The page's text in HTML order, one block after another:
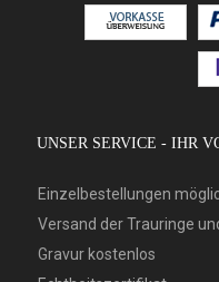
UNSER SERVICE - IHR
Einzelbestellungen
Versand der Trauringe
Gravur kostenlos